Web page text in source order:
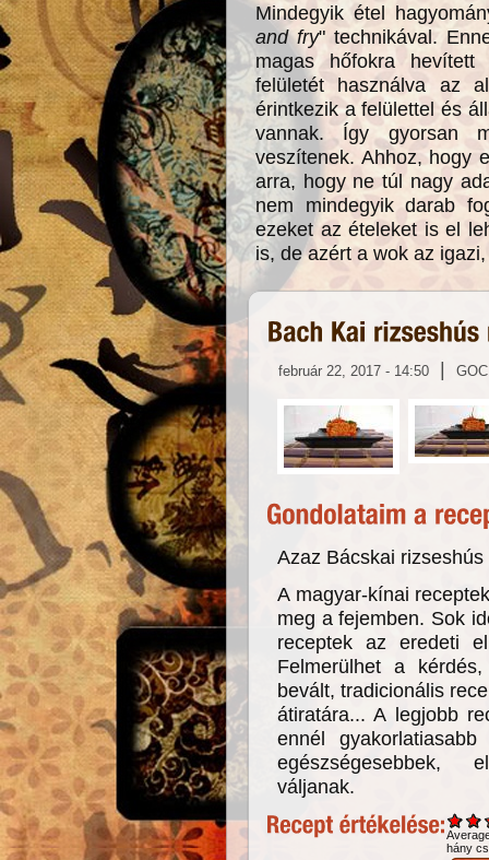
Mindegyik étel
and fry" technikával.
magas hőfokra hevített
felületét használva az
érintkezik a felülettel és
vannak. Így gyorsan
veszítenek. Ahhoz, hogy
arra, hogy ne túl nagy
nem mindegyik darab
ezeket az ételeket is el
is, de azért a wok az
február 22, 2017 - 14:50 |
Azaz Bácskai
A magyar-kínai
meg a fejemben. Sok
receptek az eredeti
Felmerülhet a
bevált, tradicionális
átiratára... A legjobb
ennél
egészségesebbek,
váljanak.
hány